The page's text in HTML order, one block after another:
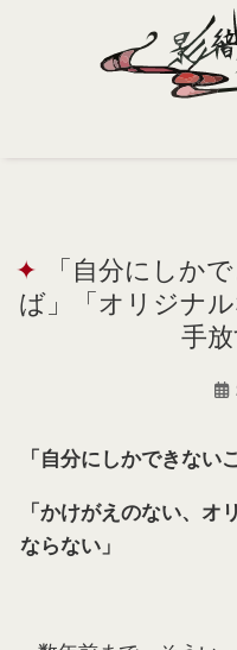
Portfolio
Support
「自分にしか
ば」「オリジナ
手
「自分にしかできない
「かけがえのない、
ならない」